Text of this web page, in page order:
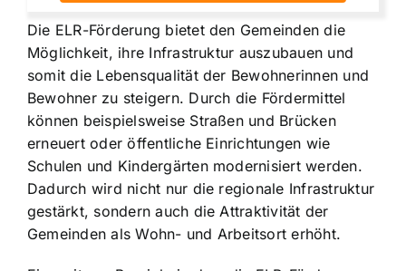
Die ELR-Förderung bietet den Gemeinden die
Möglichkeit, ihre Infrastruktur auszubauen und
somit die Lebensqualität der Bewohnerinnen und
Bewohner zu steigern. Durch die Fördermittel
können beispielsweise Straßen und Brücken
erneuert oder öffentliche Einrichtungen wie
Schulen und Kindergärten modernisiert werden.
Dadurch wird nicht nur die regionale Infrastruktur
gestärkt, sondern auch die Attraktivität der
Gemeinden als Wohn- und Arbeitsort erhöht.